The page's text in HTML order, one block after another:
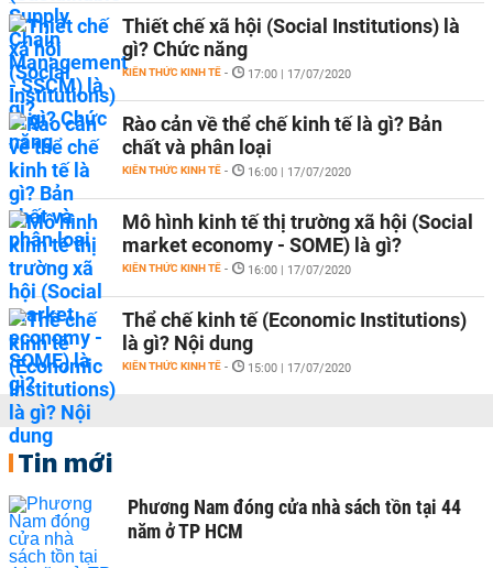
Thiết chế xã hội (Social Institutions) là
gì? Chức năng
KIẾN THỨC KINH TẾ - 17:00 | 17/07/2020
Rào cản về thể chế kinh tế là gì? Bản
chất và phân loại
KIẾN THỨC KINH TẾ - 16:00 | 17/07/2020
Mô hình kinh tế thị trường xã hội (Social
market economy - SOME) là gì?
KIẾN THỨC KINH TẾ - 16:00 | 17/07/2020
Thể chế kinh tế (Economic Institutions)
là gì? Nội dung
KIẾN THỨC KINH TẾ - 15:00 | 17/07/2020
Tin mới
Phương Nam đóng cửa nhà sách tồn tại 44
năm ở TP HCM